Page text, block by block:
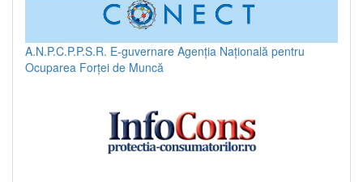
A.N.P.C.P.P.S.R. E-guvernare Agenția Națională pentru
Ocuparea Forței de Muncă